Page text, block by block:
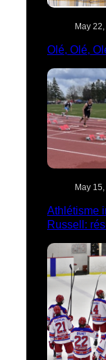
May
Olé, Olé,
May
Athlétisme
Russell: